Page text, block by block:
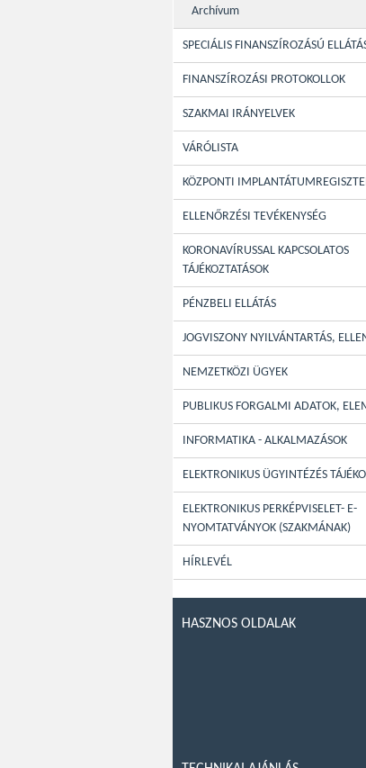
Archívum
SPECIÁLIS FINANSZÍROZÁSÚ
FINANSZÍROZÁSI PROTOKOLLOK
SZAKMAI IRÁNYELVEK
VÁRÓLISTA
KÖZPONTI
ELLENŐRZÉSI TEVÉKENYSÉG
KORONAVÍRUSSAL KAPCSOLATOS
TÁJÉKOZTATÁSOK
PÉNZBELI ELLÁTÁS
JOGVISZONY NYILVÁNTARTÁS,
NEMZETKÖZI ÜGYEK
PUBLIKUS FORGALMI ADATOK,
INFORMATIKA - ALKALMAZÁSOK
ELEKTRONIKUS ÜGYINTÉZÉS
ELEKTRONIKUS PERKÉPVISELET- E-
NYOMTATVÁNYOK (SZAKMÁNAK)
HÍRLEVÉL
HASZNOS OLDALAK